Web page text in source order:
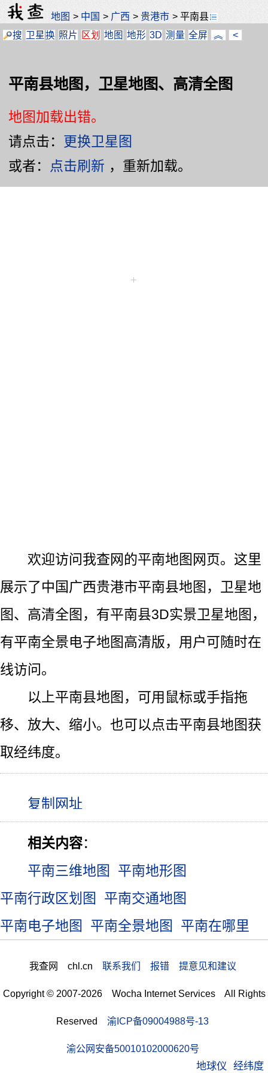
地图 > 中国 > 广西 >贵港市 >平南县
搜 卫星换 照片 区划 地图 地形 3D 测量 全屏 ︽ <
平南县地图，卫星地图、高清全图
地图加载出错。
请点击： 更换卫星图
或者： 点击刷新 ，重新加载。
地球仪 经纬度
欢迎访问我查网的平南地图网页。这里
展示了中国广西贵港市平南县地图，卫星地
图、高清全图，有平南县3D实景卫星地图，
有平南全景电子地图高清版，用户可随时在
线访问。
以上平南县地图，可用鼠标或手指拖
移、放大、缩小。也可以点击平南县地图获
取经纬度。
相关内容：
平南三维地图
平南地形图
平南行政区划图
平南交通地图
平南电子地图
平南全景地图 平南在哪里
我查网 chl.cn 联系我们 报错 提意见和建议
Copyright © 2007-2026 Wocha Internet Services All Rights
Reserved 渝ICP备09004988号-13
渝公网安备50010102000620号